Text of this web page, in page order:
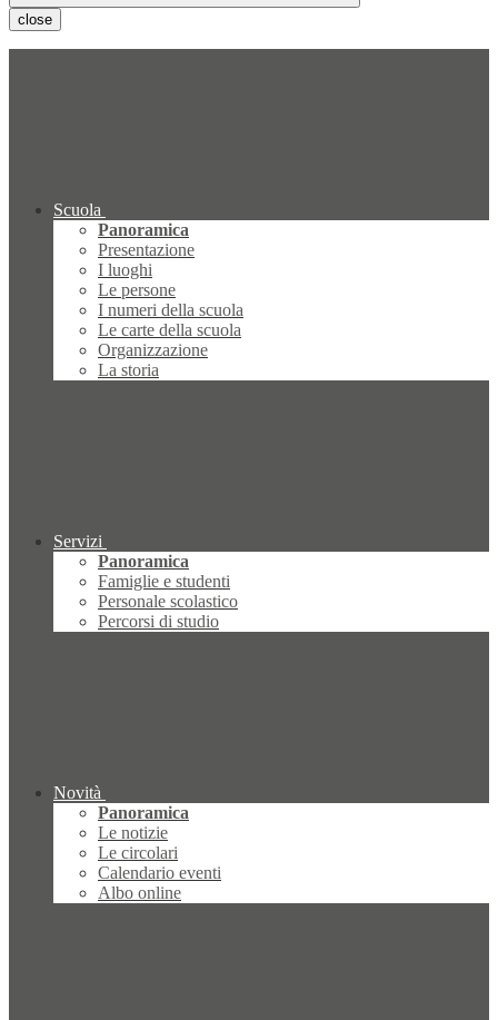
close
Scuola
Panoramica
Presentazione
I luoghi
Le persone
I numeri della scuola
Le carte della scuola
Organizzazione
La storia
Servizi
Panoramica
Famiglie e studenti
Personale scolastico
Percorsi di studio
Novità
Panoramica
Le notizie
Le circolari
Calendario eventi
Albo online